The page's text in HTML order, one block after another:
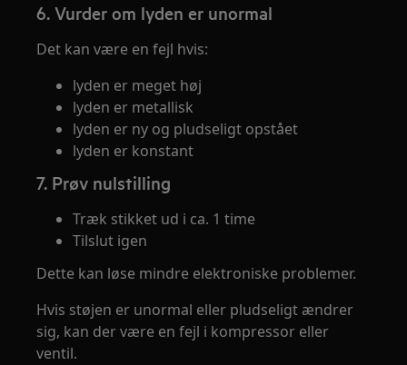
6. Vurder om lyden er unormal
Det kan være en fejl hvis:
lyden er meget høj
lyden er metallisk
lyden er ny og pludseligt opstået
lyden er konstant
7. Prøv nulstilling
Træk stikket ud i ca. 1 time
Tilslut igen
Dette kan løse mindre elektroniske problemer.
Hvis støjen er unormal eller pludseligt ændrer
sig, kan der være en fejl i kompressor eller
ventil.